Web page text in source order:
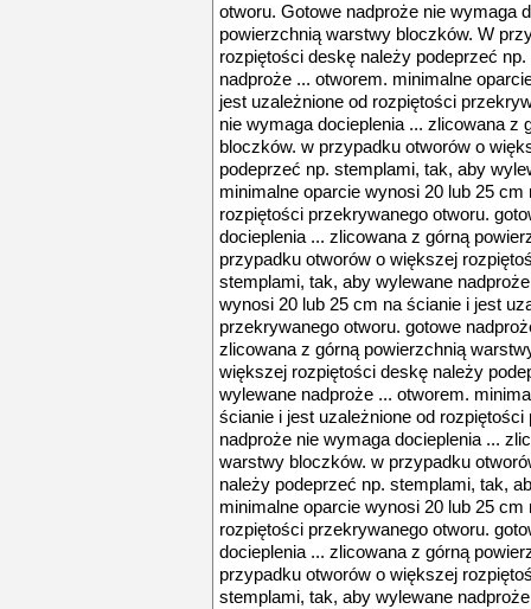
otworu. Gotowe nadproże nie wymaga
powierzchnią warstwy bloczków. W
rozpiętości deskę należy podeprzeć
nadproże ... otworem. minimalne
jest uzależnione od rozpiętości
nie wymaga docieplenia ... zlicowana z
bloczków. w przypadku otworów o
podeprzeć np. stemplami, tak, aby
minimalne oparcie wynosi 20 lub 25
rozpiętości przekrywanego otworu.
docieplenia ... zlicowana z górną
przypadku otworów o większej
stemplami, tak, aby wylewane
wynosi 20 lub 25 cm na ścianie i jest
przekrywanego otworu. gotowe
zlicowana z górną powierzchnią
większej rozpiętości deskę należy
wylewane nadproże ... otworem.
ścianie i jest uzależnione od
nadproże nie wymaga docieplenia ...
warstwy bloczków. w przypadku
należy podeprzeć np. stemplami, tak,
minimalne oparcie wynosi 20 lub 25
rozpiętości przekrywanego otworu.
docieplenia ... zlicowana z górną
przypadku otworów o większej
stemplami, tak, aby wylewane